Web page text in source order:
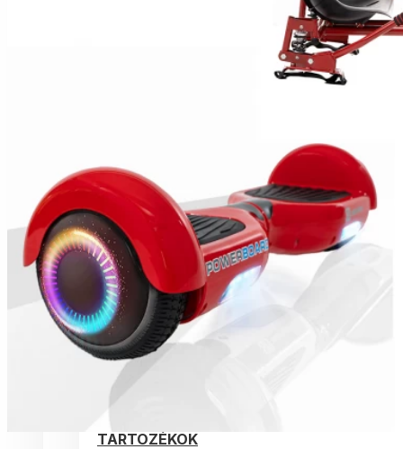
Gowow Motorkerékpárok
Sur-Ron Motorkerékpárok
ELEKTROMOS ROLLEREK
ELEKTROMOS KERÉKPÁROK
EGYÉB SMARTBALANCE
ELEKTROMOS JÁRMŰVEK
TARTOZÉKOK